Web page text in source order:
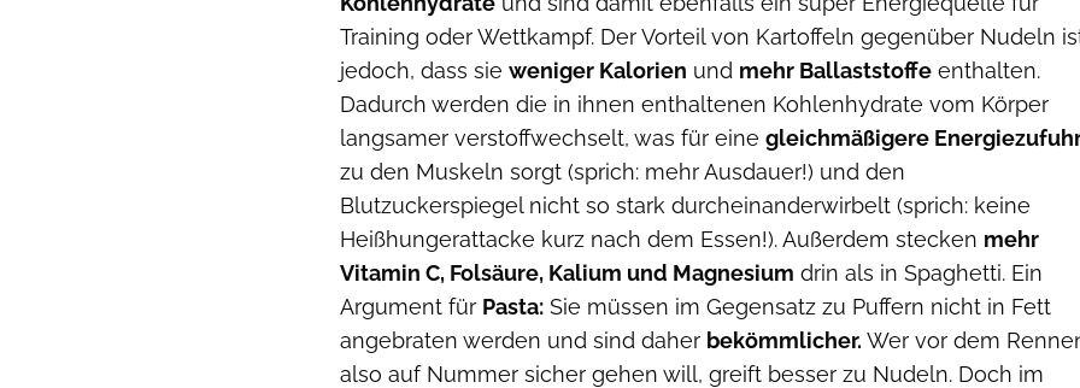
Training oder Wettkampf. Der Vorteil von Kartoffeln gegenüber Nudeln
jedoch, dass sie weniger Kalorien und mehr Ballaststoffe enthalten.
Dadurch werden die in ihnen enthaltenen Kohlenhydrate vom Körper
langsamer verstoffwechselt, was für eine gleichmäßigere
zu den Muskeln sorgt (sprich: mehr Ausdauer!) und den
Blutzuckerspiegel nicht so stark durcheinanderwirbelt (sprich: keine
Heißhungerattacke kurz nach dem Essen!). Außerdem stecken mehr
Vitamin C, Folsäure, Kalium und Magnesium drin als in Spaghetti. Ein
Argument für Pasta: Sie müssen im Gegensatz zu Puffern nicht in Fett
angebraten werden und sind daher bekömmlicher. Wer vor dem
also auf Nummer sicher gehen will, greift besser zu Nudeln. Doch im